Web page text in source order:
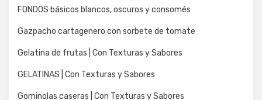
FONDOS básicos blancos, oscuros y consomés
Gazpacho cartagenero con sorbete de tomate
Gelatina de frutas | Con Texturas y Sabores
GELATINAS | Con Texturas y Sabores
Gominolas caseras | Con Texturas y Sabores